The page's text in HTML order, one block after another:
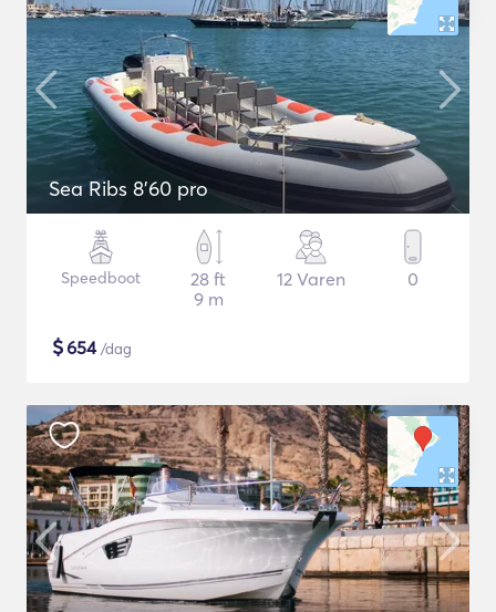
Sea Ribs 8'60 pro
Speedboot
28 ft
9 m
12 Varen 0
$654/dag